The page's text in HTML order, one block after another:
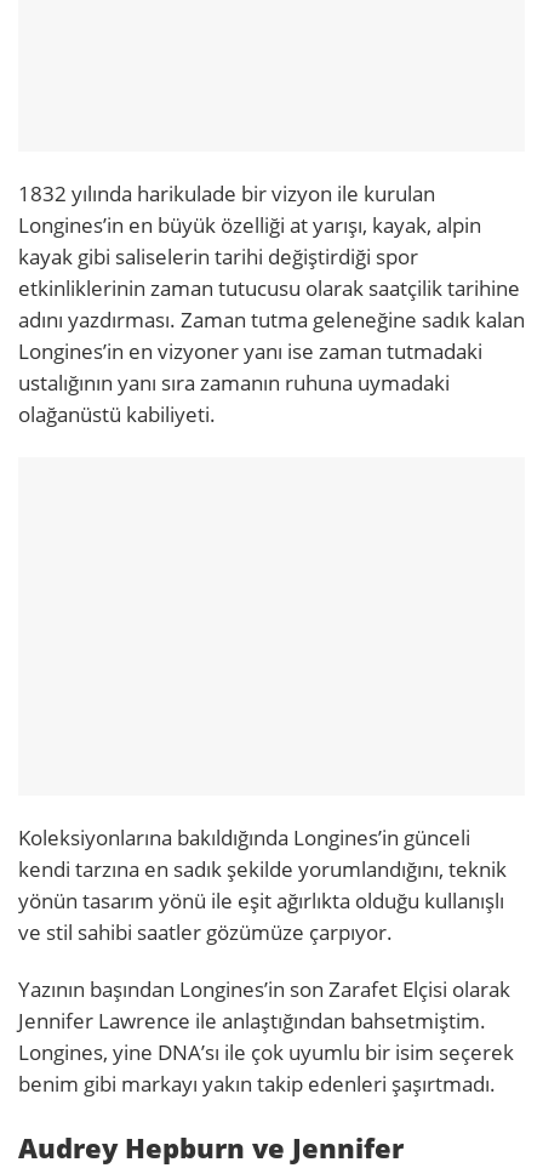
1832 yılında harikulade bir vizyon ile kurulan
Longines’in en büyük özelliği at yarışı, kayak, alpin
kayak gibi saliselerin tarihi değiştirdiği spor
etkinliklerinin zaman tutucusu olarak saatçilik tarihine
adını yazdırması. Zaman tutma geleneğine sadık kalan
Longines’in en vizyoner yanı ise zaman tutmadaki
ustalığının yanı sıra zamanın ruhuna uymadaki
olağanüstü kabiliyeti.
Koleksiyonlarına bakıldığında Longines’in günceli
kendi tarzına en sadık şekilde yorumlandığını, teknik
yönün tasarım yönü ile eşit ağırlıkta olduğu kullanışlı
ve stil sahibi saatler gözümüze çarpıyor.
Yazının başından Longines’in son Zarafet Elçisi olarak
Jennifer Lawrence ile anlaştığından bahsetmiştim.
Longines, yine DNA’sı ile çok uyumlu bir isim seçerek
benim gibi markayı yakın takip edenleri şaşırtmadı.
Audrey Hepburn ve Jennifer